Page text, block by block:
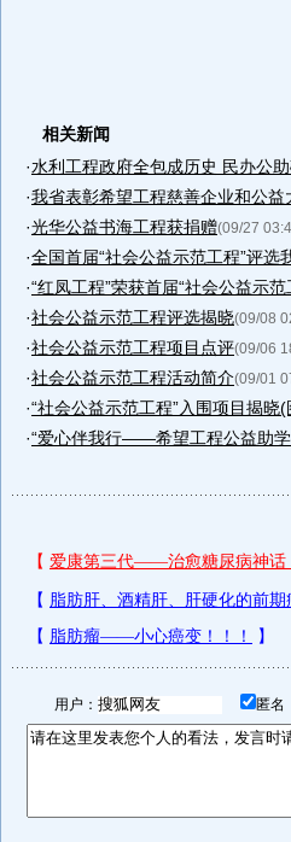
相关新闻
·水利工程政府全包成历史 民办公助
·我省表彰希望工程慈善企业和公益
·光华公益书海工程获捐赠(09/27
·全国首届“社会公益示范工程”评选
·“红凤工程”荣获首届“社会公益示范
·社会公益示范工程评选揭晓(09/08
·社会公益示范工程项目点评(09/06
·社会公益示范工程活动简介(09/01
·“社会公益示范工程”入围项目揭晓(
·“爱心伴我行——希望工程公益助学
用户： 匿